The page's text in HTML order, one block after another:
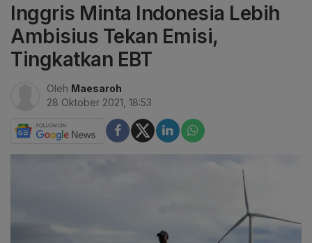
Inggris Minta Indonesia Lebih
Ambisius Tekan Emisi,
Tingkatkan EBT
Oleh Maesaroh
28 Oktober 2021, 18:53